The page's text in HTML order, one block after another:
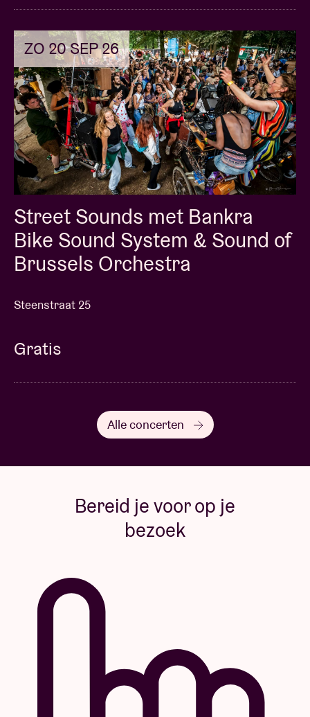
ZO 20 SEP 26
Street Sounds met Bankra
Bike Sound System & Sound of
Brussels Orchestra
Steenstraat 25
Gratis
Alle concerten
Bereid je voor op je
bezoek